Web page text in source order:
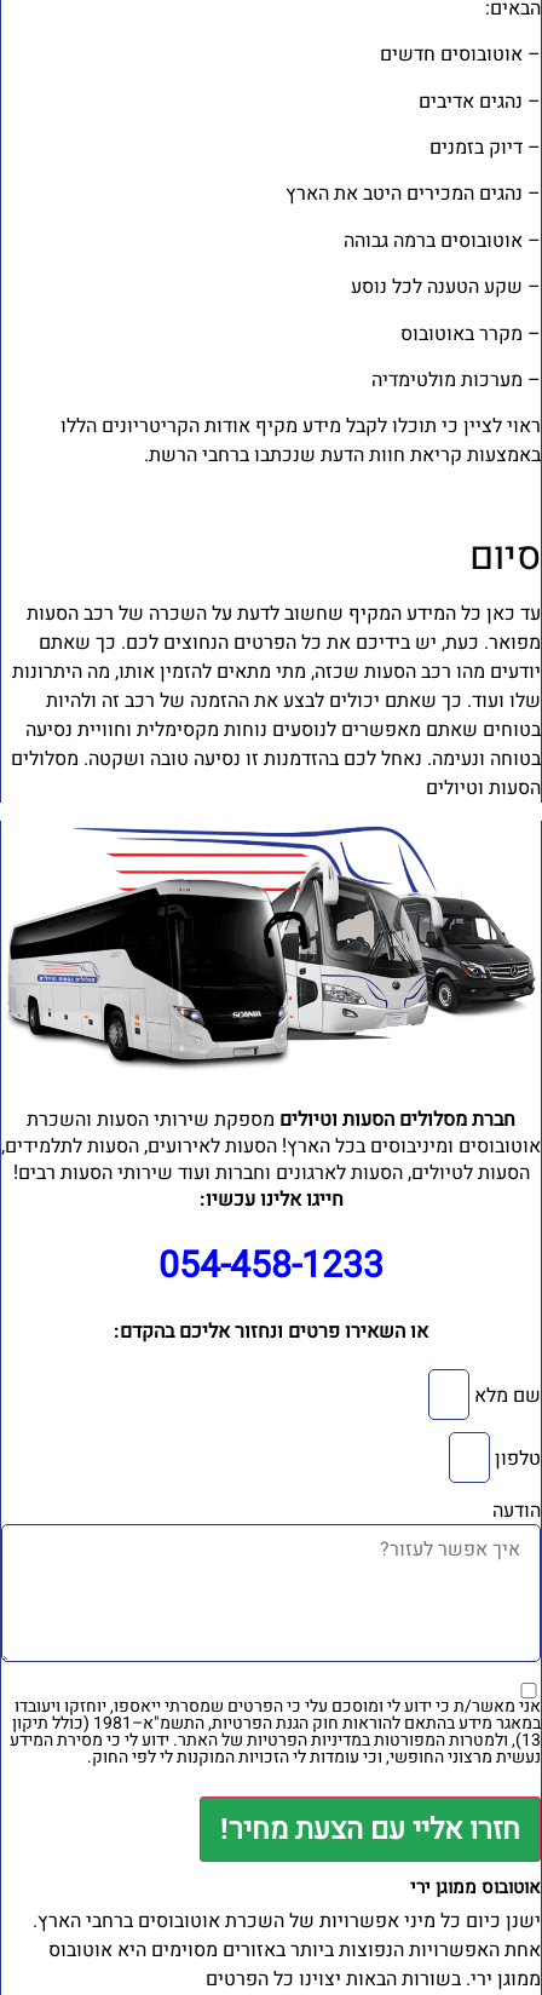
אוטובוסים חדשים
נהגים אדיבים
דיוק בזמנים
נהגים המכירים היטב את הארץ
אוטובוסים ברמה גבוהה
שקע הטענה לכל נוסע
מקרר באוטובוס
מערכות מולטימדיה
לציין כי תוכלו לקבל מידע מקיף אודות הקריטריונים הללו
קריאת חוות הדעת שנכתבו ברחבי הרשת.
כאן כל המידע המקיף שחשוב לדעת על השכרה של רכב הסעות
כעת, יש בידיכם את כל הפרטים הנחוצים לכם. כך שאתם
מהו רכב הסעות שכזה, מתי מתאים להזמין אותו, מה היתרונות
ועוד. כך שאתם יכולים לבצע את ההזמנה של רכב זה ולהיות
שאתם מאפשרים לנוסעים נוחות מקסימלית וחוויית נסיעה
ונעימה. נאחל לכם בהזדמנות זו נסיעה טובה ושקטה. מסלולים
וטיולים
חברת מסלולים הסעות וטיוליםמספקת שירותי הסעות והשכרת
ומיניבוסים בכל הארץ! הסעות לאירועים, הסעות לתלמידים,
הסעות לטיולים, הסעות לארגונים וחברות ועוד שירותי הסעות רבים!
חייגו אלינו עכשיו:
054-458-1233⁩
או השאירו פרטים ונחזור אליכם בהקדם:
מלא
מאשר/ת כי ידוע לי ומוסכם עלי כי הפרטים שמסרתי ייאספו, יוחזקו ויעובדו
במאגר מידע בהתאם להוראות חוק הגנת הפרטיות, התשמ"א–1981 (כולל תיקון
במדיניות הפרטיות של האתר. ידוע לי כי מסירת המידע
מרצוני החופשי, וכי עומדות לי הזכויות המוקנות לי לפי החוק.
חזרו אליי עם הצעת מחיר!
ממוגן ירי
כיום כל מיני אפשרויות של השכרת אוטובוסים ברחבי הארץ.
האפשרויות הנפוצות ביותר באזורים מסוימים היא אוטובוס
ירי. בשורות הבאות יצוינו כל הפרטים